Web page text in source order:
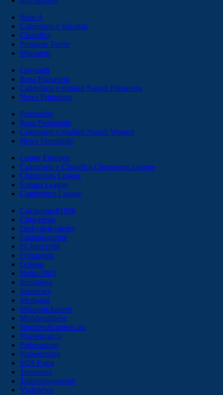
Serie A
Calendario e Risultati
Classifica
Prossime Partite
Marcatori
Giovanili
Rosa Primavera
Calendario e risultati Napoli Primavera
News Primavera
Femminile
Rosa Femminile
Calendario e risultati Napoli Women
News Femminile
Coppe Europee
Calendario e Classifica Champions League
Champions League
Europa League
Conference League
Calcionapoli1926
Cittaceleste
Derbyderbyderby
Fantamagazine
FCInter1908
Forzaroma
Golssip
Hellas1903
Ilmilanista
Juvenews
Mediagol
Milanistichannel
Mondoudinese
Notiziecalciomercato
Numericalcio
Padovasport
Pianetamilan
SOS Fanta
Toronews
Tuttobolognaweb
Violanews